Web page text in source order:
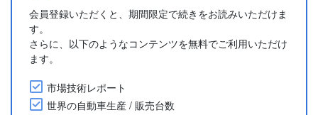
会員登録いただくと、期間限定で続きをお読みいただけま
す。
さらに、以下のようなコンテンツを無料でご利用いただけ
ます。
市場技術レポート
世界の自動車生産 / 販売台数